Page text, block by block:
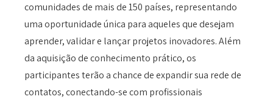
comunidades de mais de 150 países, representando
uma oportunidade única para aqueles que desejam
aprender, validar e lançar projetos inovadores. Além
da aquisição de conhecimento prático, os
participantes terão a chance de expandir sua rede de
contatos, conectando-se com profissionais